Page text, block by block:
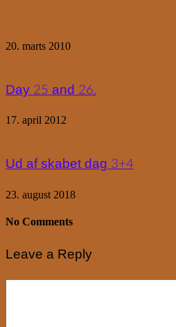
20. marts 2010
Day 25 and 26.
17. april 2012
Ud af skabet dag 3+4
23. august 2018
No Comments
Leave a Reply